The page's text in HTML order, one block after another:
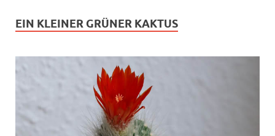
EIN KLEINER GRÜNER KAKTUS